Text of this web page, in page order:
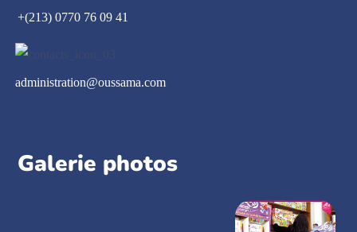
+(213) 0770 76 09 41
administration@oussama.com
Galerie photos